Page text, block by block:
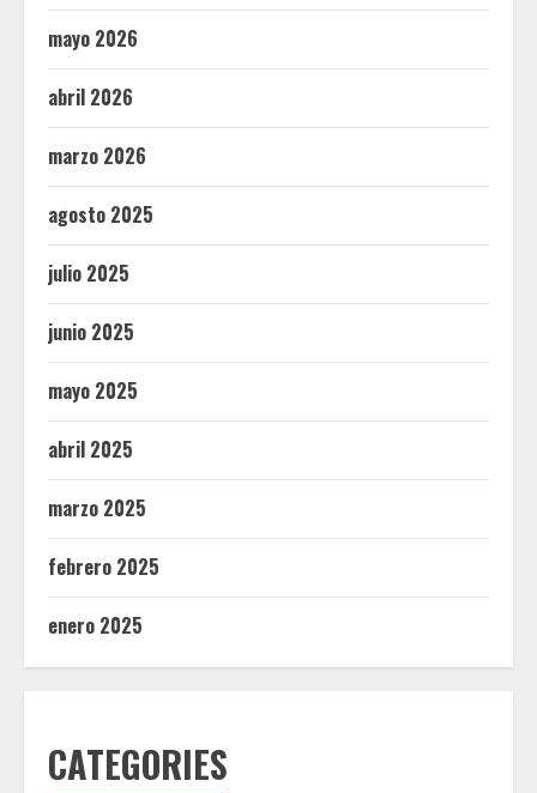
mayo 2026
abril 2026
marzo 2026
agosto 2025
julio 2025
junio 2025
mayo 2025
abril 2025
marzo 2025
febrero 2025
enero 2025
CATEGORIES